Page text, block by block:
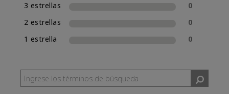
3 estrellas
0
2 estrellas
0
1 estrella
0